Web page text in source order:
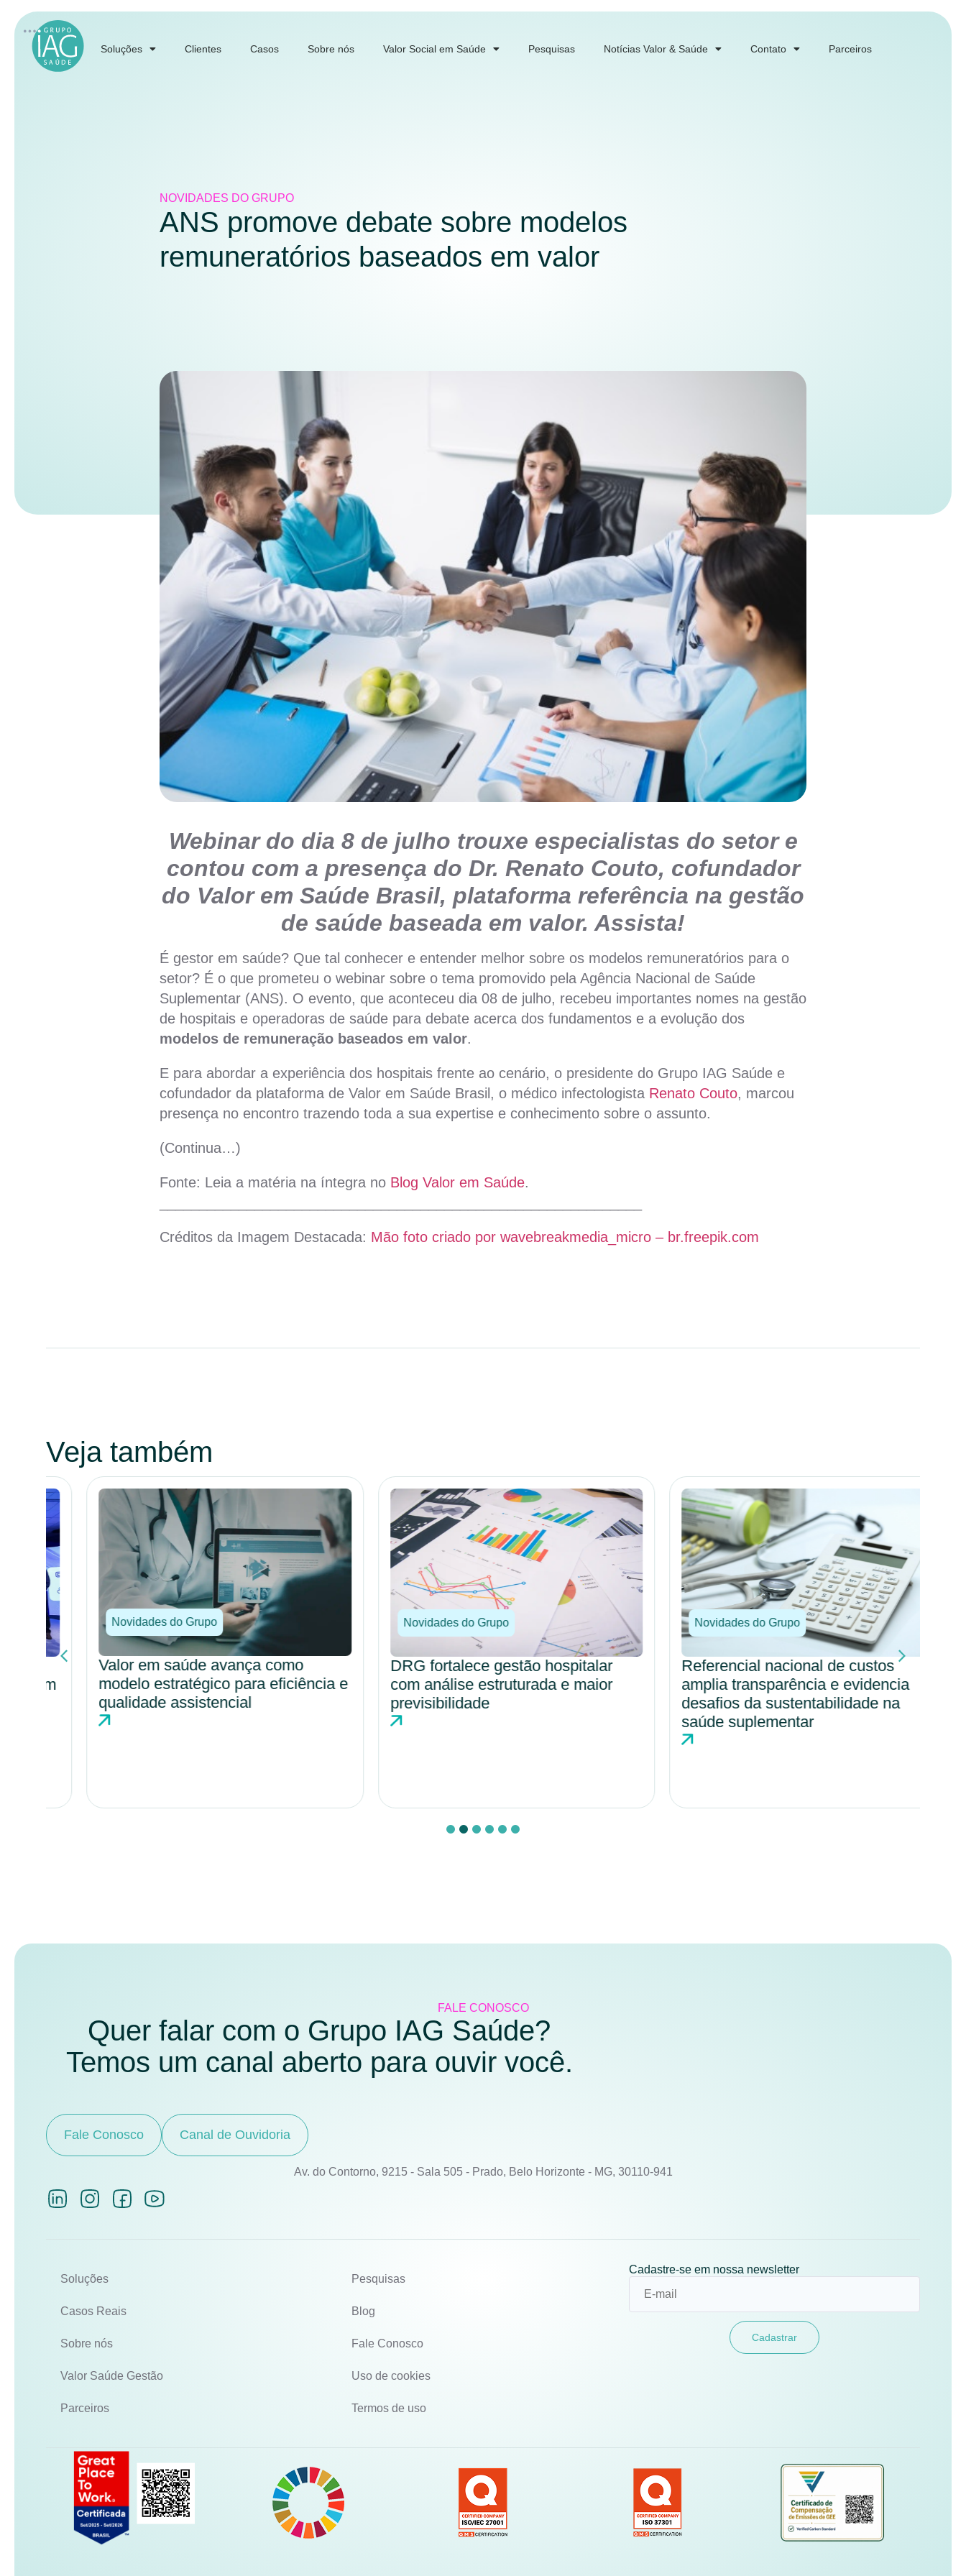
Soluções Clientes Casos Sobre nós Valor Social em Saúde Pesquisas Notícias Valor & Saúde Contato Parceiros
NOVIDADES DO GRUPO
ANS promove debate sobre modelos
remuneratórios baseados em valor
Webinar do dia 8 de julho trouxe especialistas do setor e
contou com a presença do Dr. Renato Couto, cofundador
do Valor em Saúde Brasil, plataforma referência na gestão
de saúde baseada em valor. Assista!
É gestor em saúde? Que tal conhecer e entender melhor sobre os modelos remuneratórios para o
setor? É o que prometeu o webinar sobre o tema promovido pela Agência Nacional de Saúde
Suplementar (ANS). O evento, que aconteceu dia 08 de julho, recebeu importantes nomes na gestão
de hospitais e operadoras de saúde para debate acerca dos fundamentos e a evolução dos
modelos de remuneração baseados em valor.
E para abordar a experiência dos hospitais frente ao cenário, o presidente do Grupo IAG Saúde e
cofundador da plataforma de Valor em Saúde Brasil, o médico infectologista Renato Couto, marcou
presença no encontro trazendo toda a sua expertise e conhecimento sobre o assunto.
(Continua…)
Fonte: Leia a matéria na íntegra no Blog Valor em Saúde.
Créditos da Imagem Destacada: Mão foto criado por wavebreakmedia_micro – br.freepik.com
Veja também
Novidades do Grupo
Valor em saúde avança como
modelo estratégico para eficiência e
qualidade assistencial
Novidades do Grupo
DRG fortalece gestão hospitalar
com análise estruturada e maior
previsibilidade
Novidades do Grupo
Referencial nacional de custos
amplia transparência e evidencia
desafios da sustentabilidade na
saúde suplementar
FALE CONOSCO
Quer falar com o Grupo IAG Saúde?
Temos um canal aberto para ouvir você.
Fale Conosco Canal de Ouvidoria
Av. do Contorno, 9215 - Sala 505 - Prado, Belo Horizonte - MG, 30110-941
Soluções
Casos Reais
Sobre nós
Valor Saúde Gestão
Parceiros
Pesquisas
Blog
Fale Conosco
Uso de cookies
Termos de uso
Cadastre-se em nossa newsletter
Cadastrar